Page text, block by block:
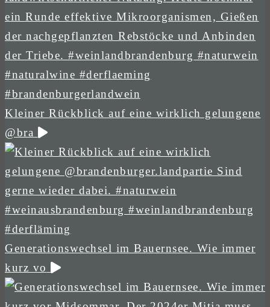
Kleiner Rückblick auf eine wirklich gelungene
@bra
Generationswechsel im Bauernsee. Wie immer
kurz vo